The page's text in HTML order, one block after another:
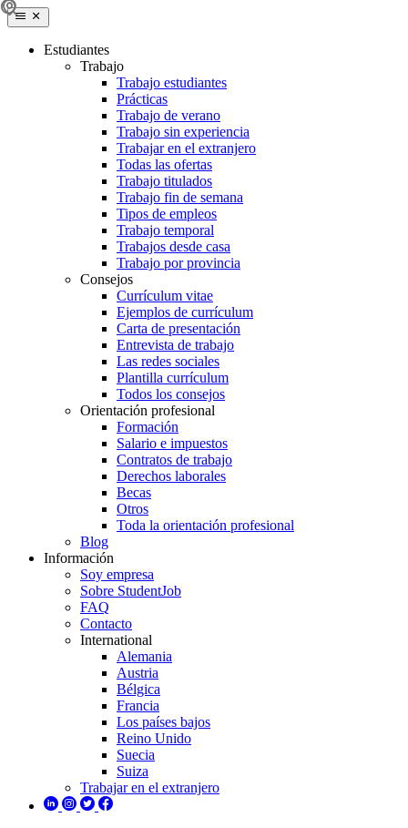
Estudiantes
Trabajo
Trabajo estudiantes
Prácticas
Trabajo de verano
Trabajo sin experiencia
Trabajar en el extranjero
Todas las ofertas
Trabajo titulados
Trabajo fin de semana
Tipos de empleos
Trabajo temporal
Trabajos desde casa
Trabajo por provincia
Consejos
Currículum vitae
Ejemplos de currículum
Carta de presentación
Entrevista de trabajo
Las redes sociales
Plantilla currículum
Todos los consejos
Orientación profesional
Formación
Salario e impuestos
Contratos de trabajo
Derechos laborales
Becas
Otros
Toda la orientación profesional
Blog
Información
Soy empresa
Sobre StudentJob
FAQ
Contacto
International
Alemania
Austria
Bélgica
Francia
Los países bajos
Reino Unido
Suecia
Suiza
Trabajar en el extranjero